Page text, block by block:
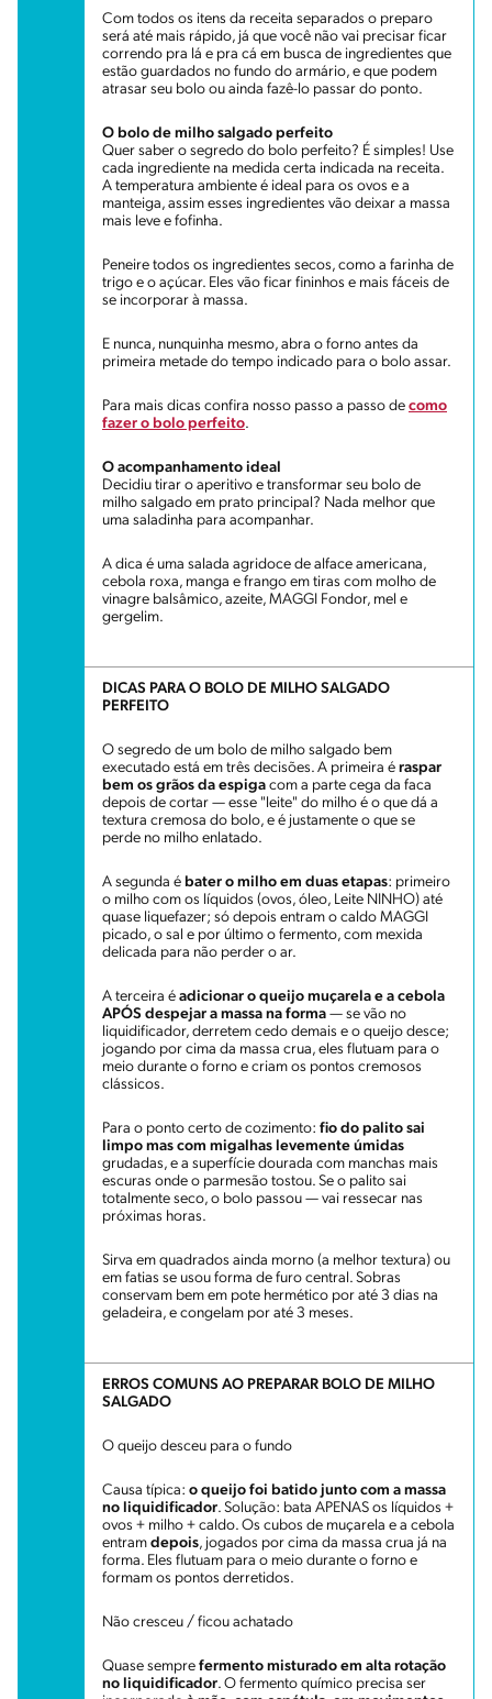
Com todos os itens da receita separados o preparo
será até mais rápido, já que você não vai precisar ficar
correndo pra lá e pra cá em busca de ingredientes que
estão guardados no fundo do armário, e que podem
atrasar seu bolo ou ainda fazê-lo passar do ponto.
O bolo de milho salgado perfeito
Quer saber o segredo do bolo perfeito? É simples! Use
cada ingrediente na medida certa indicada na receita.
A temperatura ambiente é ideal para os ovos e a
manteiga, assim esses ingredientes vão deixar a massa
mais leve e fofinha.
Peneire todos os ingredientes secos, como a farinha de
trigo e o açúcar. Eles vão ficar fininhos e mais fáceis de
se incorporar à massa.
E nunca, nunquinha mesmo, abra o forno antes da
primeira metade do tempo indicado para o bolo assar.
Para mais dicas confira nosso passo a passo de como
fazer o bolo perfeito.
O acompanhamento ideal
Decidiu tirar o aperitivo e transformar seu bolo de
milho salgado em prato principal? Nada melhor que
uma saladinha para acompanhar.
A dica é uma salada agridoce de alface americana,
cebola roxa, manga e frango em tiras com molho de
vinagre balsâmico, azeite, MAGGI Fondor, mel e
gergelim.
DICAS PARA O BOLO DE MILHO SALGADO
PERFEITO
O segredo de um bolo de milho salgado bem
executado está em três decisões. A primeira é raspar
bem os grãos da espiga com a parte cega da faca
depois de cortar — esse "leite" do milho é o que dá a
textura cremosa do bolo, e é justamente o que se
perde no milho enlatado.
A segunda é bater o milho em duas etapas: primeiro
o milho com os líquidos (ovos, óleo, Leite NINHO) até
quase liquefazer; só depois entram o caldo MAGGI
picado, o sal e por último o fermento, com mexida
delicada para não perder o ar.
A terceira é adicionar o queijo muçarela e a cebola
APÓS despejar a massa na forma — se vão no
liquidificador, derretem cedo demais e o queijo desce;
jogando por cima da massa crua, eles flutuam para o
meio durante o forno e criam os pontos cremosos
clássicos.
Para o ponto certo de cozimento: fio do palito sai
limpo mas com migalhas levemente úmidas
grudadas, e a superfície dourada com manchas mais
escuras onde o parmesão tostou. Se o palito sai
totalmente seco, o bolo passou — vai ressecar nas
próximas horas.
Sirva em quadrados ainda morno (a melhor textura) ou
em fatias se usou forma de furo central. Sobras
conservam bem em pote hermético por até 3 dias na
geladeira, e congelam por até 3 meses.
ERROS COMUNS AO PREPARAR BOLO DE MILHO
SALGADO
O queijo desceu para o fundo
Causa típica: o queijo foi batido junto com a massa
no liquidificador. Solução: bata APENAS os líquidos +
ovos + milho + caldo. Os cubos de muçarela e a cebola
entram depois, jogados por cima da massa crua já na
forma. Eles flutuam para o meio durante o forno e
formam os pontos derretidos.
Não cresceu / ficou achatado
Quase sempre fermento misturado em alta rotação
no liquidificador. O fermento químico precisa ser